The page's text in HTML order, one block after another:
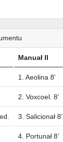
Manuał II
1. Aeolina 8’
2. Voxcoel. 8’
3. Salicionał 8’
4. Portunał 8’